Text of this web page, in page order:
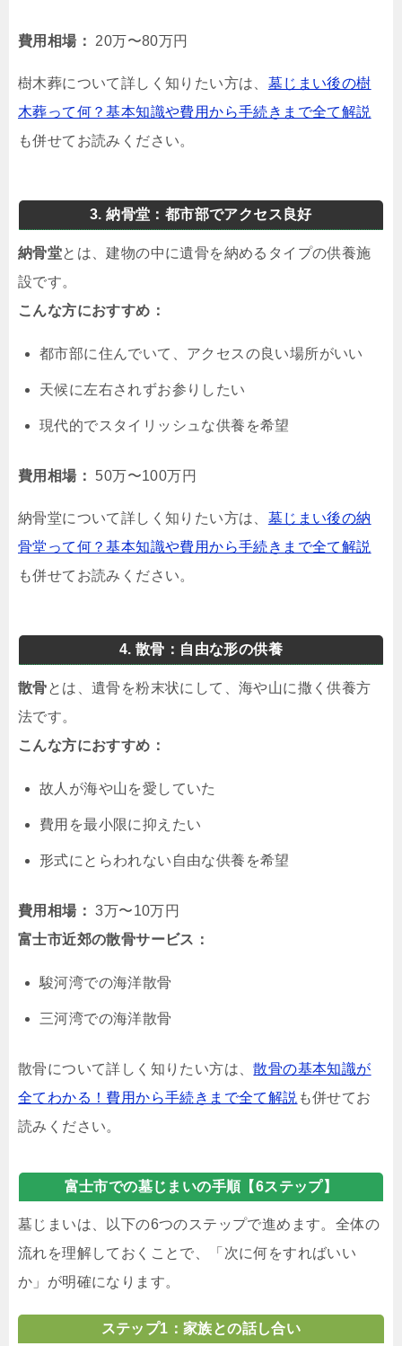
費用相場： 20万〜80万円
樹木葬について詳しく知りたい方は、 墓じまい後の樹
木葬って何？基本知識や費用から手続きまで全て解説
も併せてお読みください。
3. 納骨堂：都市部でアクセス良好
納骨堂とは、建物の中に遺骨を納めるタイプの供養施
設です。
こんな方におすすめ：
都市部に住んでいて、アクセスの良い場所がいい
天候に左右されずお参りしたい
現代的でスタイリッシュな供養を希望
費用相場： 50万〜100万円
納骨堂について詳しく知りたい方は、 墓じまい後の納
骨堂って何？基本知識や費用から手続きまで全て解説
も併せてお読みください。
4. 散骨：自由な形の供養
散骨とは、遺骨を粉末状にして、海や山に撒く供養方
法です。
こんな方におすすめ：
故人が海や山を愛していた
費用を最小限に抑えたい
形式にとらわれない自由な供養を希望
費用相場： 3万〜10万円
富士市近郊の散骨サービス：
駿河湾での海洋散骨
三河湾での海洋散骨
散骨について詳しく知りたい方は、散骨の基本知識が
全てわかる！費用から手続きまで全て解説 も併せてお
読みください。
富士市での墓じまいの手順【6ステップ】
墓じまいは、以下の6つのステップで進めます。全体の
流れを理解しておくことで、「次に何をすればいい
か」が明確になります。
ステップ1：家族との話し合い